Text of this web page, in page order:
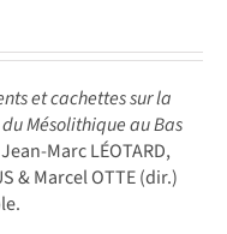
et cachettes sur la
Mésolithique au Bas
Marc LÉOTARD,
& Marcel OTTE (dir.)